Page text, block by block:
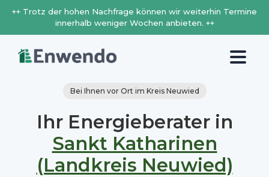
++ Trotz der hohen Nachfrage können wir weiterhin Termine
innerhalb weniger Wochen anbieten. ++
Bei Ihnen vor Ort im Kreis Neuwied
Ihr Energieberater in
Sankt Katharinen
(Landkreis Neuwied)